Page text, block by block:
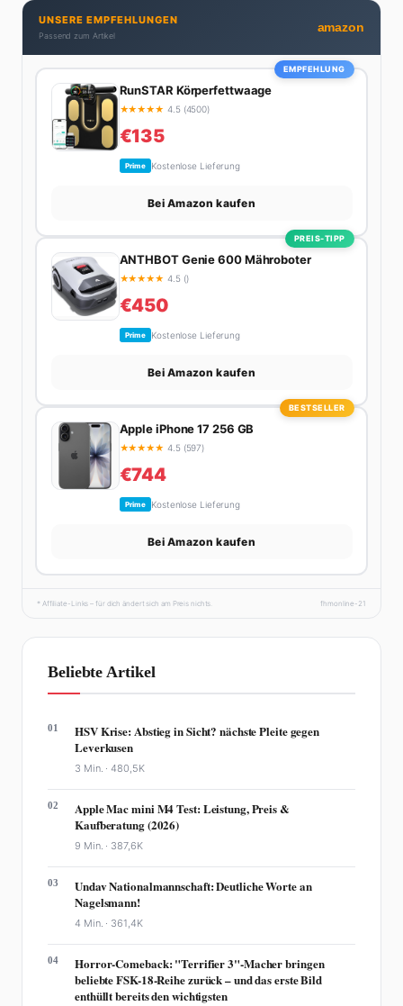
aus der Promi-Welt aufspürt oder die besten
Lifestyle-Empfehlungen zusammenstellt, findet man
ihn beim Wandern in den Schweizer Alpen, am Grill
mit Freunden oder auf der Suche nach dem
perfekten Espresso. Sein Motto: Lieber einmal richtig
UNSERE EMPFEHLUNGEN
Passend zum Artikel
amazon
EMPFEHLUNG
RunSTAR Körperfettwaage
★★★★★ 4.5 (4500)
€135
Prime Kostenlose Lieferung
Bei Amazon kaufen
PREIS-TIPP
ANTHBOT Genie 600 Mähroboter
★★★★★ 4.5 ()
€450
Prime Kostenlose Lieferung
Bei Amazon kaufen
BESTSELLER
Apple iPhone 17 256 GB
★★★★★ 4.5 (597)
€744
Prime Kostenlose Lieferung
Bei Amazon kaufen
* Affiliate-Links – für dich ändert sich am Preis nichts. fhmonline-21
Beliebte Artikel
01
HSV Krise: Abstieg in Sicht? nächste Pleite gegen
Leverkusen
3 Min. ·480,5K
02
Apple Mac mini M4 Test: Leistung, Preis &
Kaufberatung (2026)
9 Min. · 387,6K
03
Undav Nationalmannschaft: Deutliche Worte an
Nagelsmann!
4 Min. · 361,4K
04
Horror-Comeback: "Terrifier 3"-Macher bringen
beliebte FSK-18-Reihe zurück – und das erste Bild
enthüllt bereits den wichtigsten